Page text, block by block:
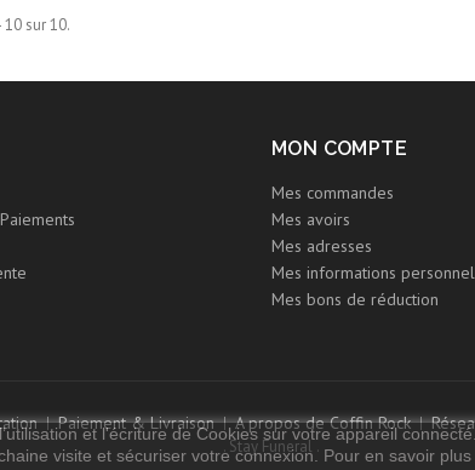
10 sur 10.
MON COMPTE
Mes commandes
Mes avoirs
Mes adresses
Mes informations
Mes bons de réduction
Paiement & Livraison A propos de Coffin Rock
. Stay Funeral .
et l'écriture de Cookies sur votre appareil
visite et sécuriser votre connexion. Pour en savoir